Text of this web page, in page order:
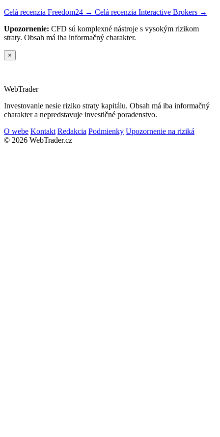
Celá recenzia Freedom24 → Celá recenzia Interactive Brokers →
Upozornenie: CFD sú komplexné nástroje s vysokým rizikom
straty. Obsah má iba informačný charakter.
×
WebTrader
Investovanie nesie riziko straty kapitálu. Obsah má iba informačný
charakter a nepredstavuje investičné poradenstvo.
O webe Kontakt Redakcia Podmienky Upozornenie na riziká
© 2026 WebTrader.cz